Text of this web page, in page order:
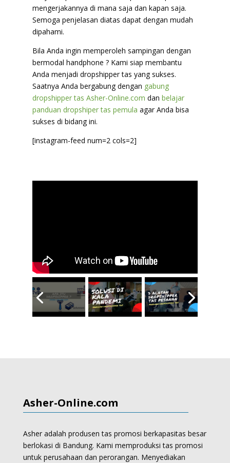
mengerjakannya di mana saja dan kapan saja.
Semoga penjelasan diatas dapat dengan mudah
dipahami.
Bila Anda ingin memperoleh sampingan dengan
bermodal handphone ? Kami siap membantu
Anda menjadi dropshipper tas yang sukses.
Saatnya Anda bergabung dengan gabung
dropshipper tas Asher-Online.com dan belajar
panduan dropshiper tas pemula agar Anda bisa
sukses di bidang ini.
[instagram-feed num=2 cols=2]
Asher-Online.com
Asher adalah produsen tas promosi berkapasitas besar
berlokasi di Bandung. Kami memproduksitas promosi
untuk perusahaan dan perorangan. Menyediakan